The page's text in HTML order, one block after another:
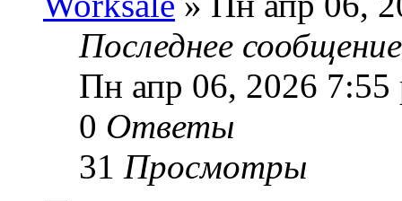
Последнее
Пн апр 06, 2026 7:55
0 Ответы
31 Просмотры